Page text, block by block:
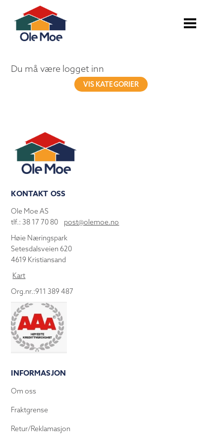
Du må være logget inn
VIS KATEGORIER
KONTAKT OSS
Ole Moe AS
tlf.: 38 17 70 80 post@olemoe.no
Høie Næringspark
Setesdalsveien 620
4619 Kristiansand
Kart
Org.nr.:911 389 487
INFORMASJON
Om oss
Fraktgrense
Retur/Reklamasjon